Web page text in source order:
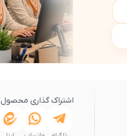
اشتراک گذاری محصول